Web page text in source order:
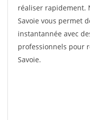
réaliser rapidement.
Savoie vous permet
instantannée avec
professionnels pour
Savoie.